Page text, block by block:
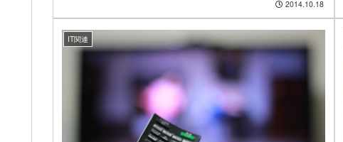
2014.10.18
IT関連